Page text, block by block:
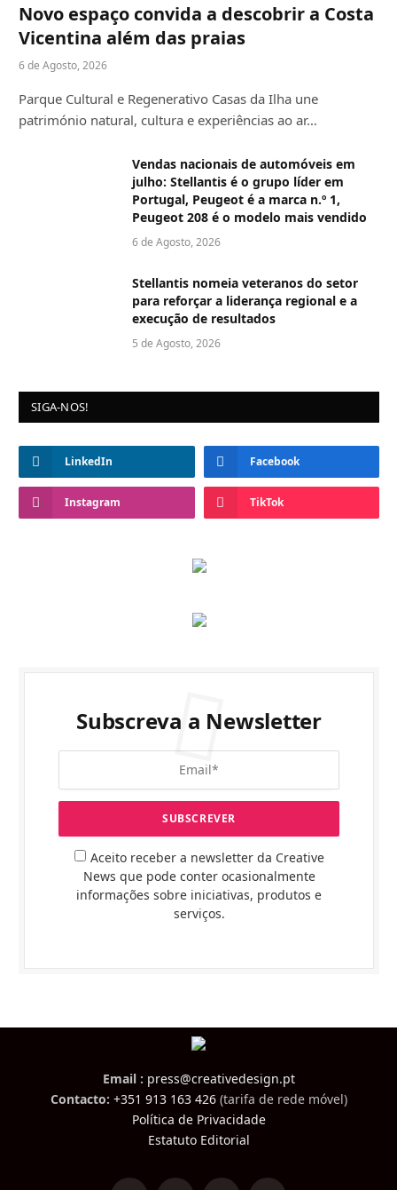
Novo espaço convida a descobrir a Costa
Vicentina além das praias
6 de Agosto, 2026
Parque Cultural e Regenerativo Casas da Ilha une
património natural, cultura e experiências ao ar…
Vendas nacionais de automóveis em
julho: Stellantis é o grupo líder em
Portugal, Peugeot é a marca n.º 1,
Peugeot 208 é o modelo mais vendido
6 de Agosto, 2026
Stellantis nomeia veteranos do setor
para reforçar a liderança regional e a
execução de resultados
5 de Agosto, 2026
SIGA-NOS!
LinkedIn Facebook
Instagram TikTok
Subscreva a Newsletter
Aceito receber a newsletter da Creative
News que pode conter ocasionalmente
informações sobre iniciativas, produtos e
serviços.
Email : press@creativedesign.pt
Contacto: +351 913 163 426(tarifa de rede móvel)
Política de Privacidade
Estatuto Editorial